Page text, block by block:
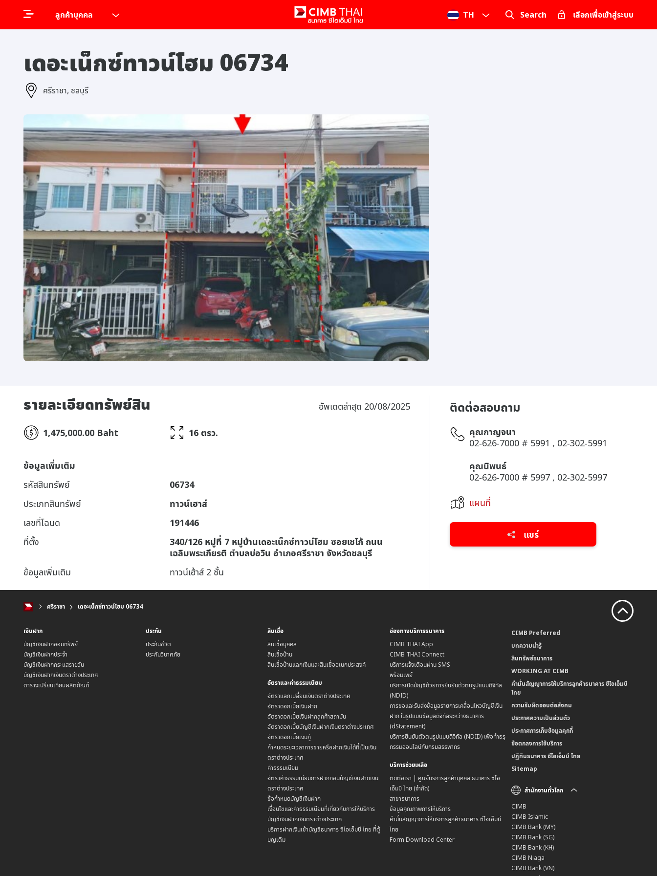
ลูกค้าบุคคล TH Search เลือกเพื่อเข้าสู่ระบบ
เดอะเน็กซ์ทาวน์โฮม 06734
ศรีราชา, ชลบุรี
รายละเอียดทรัพย์สิน อัพเดตล่าสุด 20/08/2025
1,475,000.00 Baht 16 ตรว.
ข้อมูลเพิ่มเติม
รหัสสินทรัพย์
06734
ประเภทสินทรัพย์
ทาวน์เฮาส์
เลขที่โฉนด
191446
ที่ตั้ง
340/126 หมู่ที่ 7 หมู่บ้านเดอะเน็กซ์ทาวน์โฮม ซอยเชโก้ ถนน
เฉลิมพระเกียรติ ตำบลบ่อวิน อำเภอศรีราชา จังหวัดชลบุรี
ข้อมูลเพิ่มเติม
ทาวน์เฮ้าส์ 2 ชั้น
ติดต่อสอบถาม
คุณกาญจนา
02-626-7000 # 5991 , 02-302-5991
คุณนิพนธ์
02-626-7000 # 5997 , 02-302-5997
แผนที่
แชร์
ศรีราชา เดอะเน็กซ์ทาวน์โฮม 06734
เงินฝาก
บัญชีเงินฝากออมทรัพย์
บัญชีเงินฝากประจำ
บัญชีเงินฝากกระแสรายวัน
บัญชีเงินฝากเงินตราต่างประเทศ
ตารางเปรียบเทียบผลิตภัณฑ์
ประกัน
ประกันชีวิต
ประกันวินาศภัย
สินเชื่อ
สินเชื่อบุคคล
สินเชื่อบ้าน
สินเชื่อบ้านแลกเงินและสินเชื่ออเนกประสงค์
อัตราและค่าธรรมเนียม
อัตราแลกเปลี่ยนเงินตราต่างประเทศ
อัตราดอกเบี้ยเงินฝาก
อัตราดอกเบี้ยเงินฝากลูกค้าสถาบัน
อัตราดอกเบี้ยบัญชีเงินฝากเงินตราต่างประเทศ
อัตราดอกเบี้ยเงินกู้
กำหนดระยะเวลาการขายหรือฝากเงินได้ที่เป็นเงิน
ตราต่างประเทศ
ค่าธรรมเนียม
อัตราค่าธรรมเนียมการฝากถอนบัญชีเงินฝากเงิน
ตราต่างประเทศ
ข้อกำหนดบัญชีเงินฝาก
เงื่อนไขและค่าธรรมเนียมที่เกี่ยวกับการให้บริการ
บัญชีเงินฝากเงินตราต่างประเทศ
บริการฝากเงินเข้าบัญชีธนาคาร ซีไอเอ็มบี ไทย ที่ตู้
บุญเติม
ช่องทางบริการธนาคาร
CIMB THAI App
CIMB THAI Connect
บริการแจ้งเตือนผ่าน SMS
พร้อมเพย์
บริการเปิดบัญชีด้วยการยืนยันตัวตนรูปแบบดิจิทัล
(NDID)
การขอและรับส่งข้อมูลรายการเคลื่อนไหวบัญชีเงิน
ฝาก ในรูปแบบข้อมูลดิจิทัลระหว่างธนาคาร
(dStatement)
บริการยืนยันตัวตนรูปแบบดิจิทัล (NDID) เพื่อทำธรุ
กรรมออนไลน์กับกรมสรรพากร
บริการช่วยเหลือ
ติดต่อเรา | ศูนย์บริการลูกค้าบุคคล ธนาคาร ซีไอ
เอ็มบี ไทย (จำกัด)
สาขาธนาคาร
ข้อมูลคุณภาพการให้บริการ
คำมั่นสัญญาการให้บริการลูกค้าธนาคาร ซีไอเอ็มบี
ไทย
Form Download Center
CIMB Preferred
บทความน่ารู้
สินทรัพย์ธนาคาร
WORKING AT CIMB
คำมั่นสัญญาการให้บริการลูกค้าธนาคาร ซีไอเอ็มบี
ไทย
ความรับผิดชอบต่อสังคม
ประกาศความเป็นส่วนตัว
ประกาศการเก็บข้อมูลคุกกี้
ข้อตกลงการใช้บริการ
ปฏิทินธนาคาร ซีไอเอ็มบี ไทย
Sitemap
สำนักงานทั่วโลก
CIMB
CIMB Islamic
CIMB Bank (MY)
CIMB Bank (SG)
CIMB Bank (KH)
CIMB Niaga
CIMB Bank (VN)